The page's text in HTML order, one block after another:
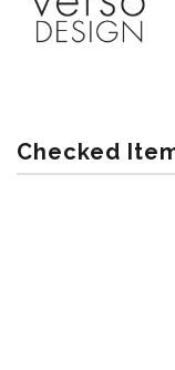
Checked